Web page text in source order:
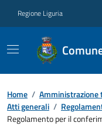
Regione Liguria
Home / Amministrazione
Atti generali /
Regolamento per il